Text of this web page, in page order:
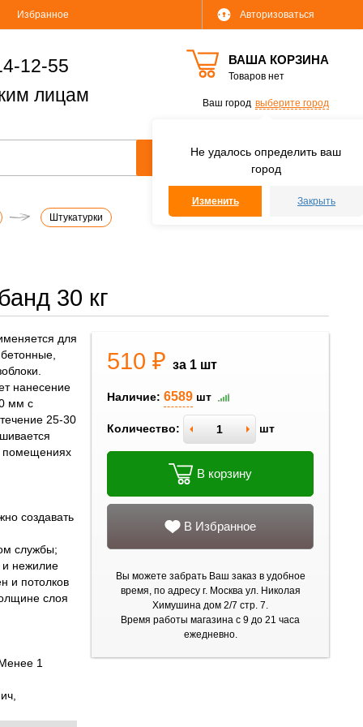
Не удалось определить ваш
город
Изменить Закрыть
Авторизоваться
Избранное
ВАША КОРЗИНА
Товаров нет
Ваш город выберите город
12-55
лицам
Штукатурки
30 кг
для
нанесение
мм с
25-30
помещениях
создавать
службы;
нежилие
и потолков
слоя
1
510 ₽за 1 шт
Наличие: 6589 шт
Количество: шт
В корзину
В Избранное
Вы можете забрать Ваш заказ в удобное
время, по адресу г. Москва ул. Николая
Химушина дом 2/7 стр. 7.
Время работы магазина с 9 до 21 часа
ежедневно.